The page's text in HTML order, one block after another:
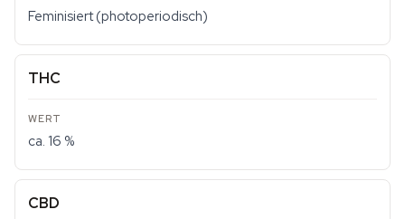
Feminisiert (photoperiodisch)
THC
ca. 16 %
CBD